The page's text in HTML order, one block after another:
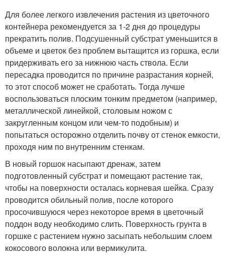
Для более легкого извлечения растения из цветочного
контейнера рекомендуется за 1-2 дня до процедуры
прекратить полив. Подсушенный субстрат уменьшится в
объеме и цветок без проблем вытащится из горшка, если
придерживать его за нижнюю часть ствола. Если
пересадка проводится по причине разрастания корней,
то этот способ может не сработать. Тогда лучше
воспользоваться плоским тонким предметом (например,
металлической линейкой, столовым ножом с
закругленным концом или чем-то подобным) и
попытаться осторожно отделить почву от стенок емкости,
проходя ним по внутренним стенкам.
В новый горшок насыпают дренаж, затем
подготовленный субстрат и помещают растение так,
чтобы на поверхности осталась корневая шейка. Сразу
проводится обильный полив, после которого
просочившуюся через некоторое время в цветочный
поддон воду необходимо слить. Поверхность грунта в
горшке с растением нужно засыпать небольшим слоем
кокосового волокна или вермикулита.